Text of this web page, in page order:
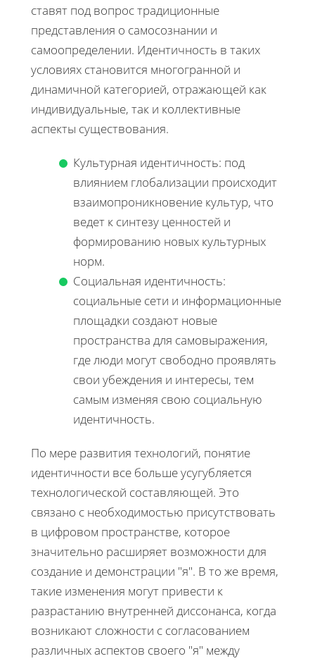
ставят под вопрос традиционные
представления о самосознании и
самоопределении. Идентичность в таких
условиях становится многогранной и
динамичной категорией, отражающей как
индивидуальные, так и коллективные
аспекты существования.
Культурная идентичность: под
влиянием глобализации происходит
взаимопроникновение культур, что
ведет к синтезу ценностей и
формированию новых культурных
норм.
Социальная идентичность:
социальные сети и информационные
площадки создают новые
пространства для самовыражения,
где люди могут свободно проявлять
свои убеждения и интересы, тем
самым изменяя свою социальную
идентичность.
По мере развития технологий, понятие
идентичности все больше усугубляется
технологической составляющей. Это
связано с необходимостью присутствовать
в цифровом пространстве, которое
значительно расширяет возможности для
создание и демонстрации "я". В то же время,
такие изменения могут привести к
разрастанию внутренней диссонанса, когда
возникают сложности с согласованием
различных аспектов своего "я" между